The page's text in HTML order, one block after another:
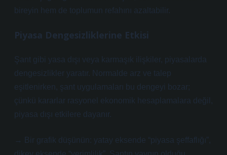
bireyin hem de toplumun refahını azaltabilir.
Piyasa Dengesizliklerine Etkisi
Şant gibi yasa dışı veya karmaşık ilişkiler, piyasalarda
dengesizlikler yaratır. Normalde arz ve talep
eşitlenirken, şant uygulamaları bu dengeyi bozar;
çünkü kararlar rasyonel ekonomik hesaplamalara değil,
piyasa dışı etkilere dayanır.
→ Bir grafik düşünün: yatay eksende “piyasa şeffaflığı”,